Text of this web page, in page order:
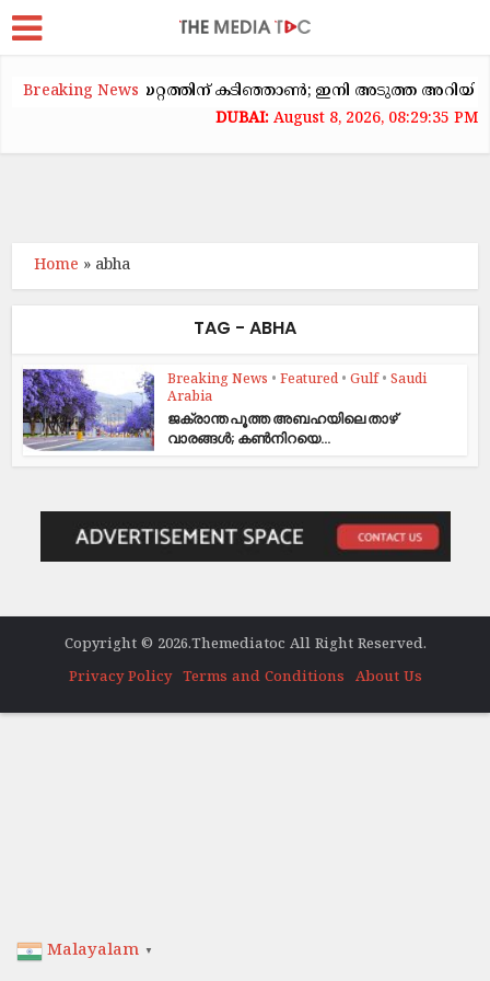
Breaking News
വാടകക്കയറ്റത്തിന് കടിഞ്ഞാൺ; ഇനി അടുത്ത അറിയിപ്പ്
August 8, 2026, 08:29:35 PM
Home » abha
TAG - ABHA
Breaking News • Featured • Gulf • Saudi
Arabia
ജ​ക്രാ​ന്ത പൂ​ത്ത അ​ബ​ഹയിലെ താഴ്
വാരങ്ങൾ; കൺനിറയെ...
Copyright © 2026.Themediatoc All Right Reserved.
Privacy Policy
Terms and Conditions About Us
Malayalam ▼